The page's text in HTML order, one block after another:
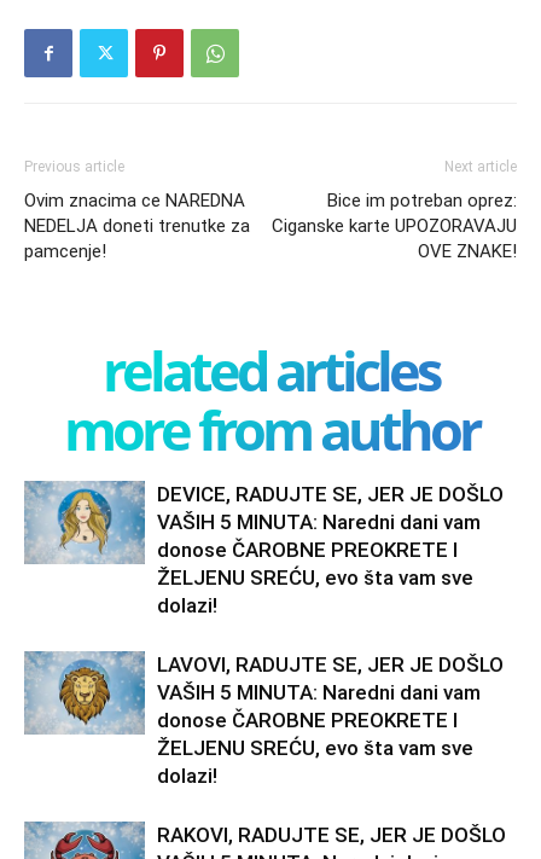
Previous article
Ovim znacima ce NAREDNA
NEDELJA doneti trenutke za
pamcenje!
Next article
Bice im potreban oprez:
Ciganske karte UPOZORAVAJU
OVE ZNAKE!
related articles
more from author
DEVICE, RADUJTE SE, JER JE DOŠLO
VAŠIH 5 MINUTA: Naredni dani vam
donose ČAROBNE PREOKRETE I
ŽELJENU SREĆU, evo šta vam sve
dolazi!
LAVOVI, RADUJTE SE, JER JE DOŠLO
VAŠIH 5 MINUTA: Naredni dani vam
donose ČAROBNE PREOKRETE I
ŽELJENU SREĆU, evo šta vam sve
dolazi!
RAKOVI, RADUJTE SE, JER JE DOŠLO